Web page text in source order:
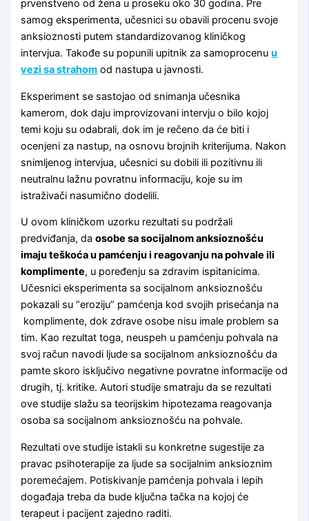
prvenstveno od žena u proseku oko 30 godina. Pre
samog eksperimenta, učesnici su obavili procenu svoje
anksioznosti putem standardizovanog kliničkog
intervjua. Takođe su popunili upitnik za samoprocenuu
vezi sa strahom od nastupa u javnosti.
Eksperiment se sastojao od snimanja učesnika
kamerom, dok daju improvizovani intervju o bilo kojoj
temi koju su odabrali, dok im je rečeno da će biti i
ocenjeni za nastup, na osnovu brojnih kriterijuma. Nakon
snimljenog intervjua, učesnici su dobili ili pozitivnu ili
neutralnu lažnu povratnu informaciju, koje su im
istraživači nasumično dodelili.
U ovom kliničkom uzorku rezultati su podržali
predviđanja, daosobe sa socijalnom anksioznošću
imaju teškoća u pamćenju i reagovanju na pohvale ili
komplimente, u poređenju sa zdravim ispitanicima.
Učesnici eksperimenta sa socijalnom anksioznošću
pokazali su “eroziju” pamćenja kod svojih prisećanja na
komplimente, dok zdrave osobe nisu imale problem sa
tim. Kao rezultat toga, neuspeh u pamćenju pohvala na
svoj račun navodi ljude sa socijalnom anksioznošću da
pamte skoro isključivo negativne povratne informacije od
drugih, tj. kritike. Autori studije smatraju da se rezultati
ove studije slažu sa teorijskim hipotezama reagovanja
osoba sa socijalnom anksioznošću na pohvale.
Rezultati ove studije istakli su konkretne sugestije za
pravac psihoterapije za ljude sa socijalnim anksioznim
poremećajem. Potiskivanje pamćenja pohvala i lepih
događaja treba da bude ključna tačka na kojoj će
terapeut i pacijent zajedno raditi.